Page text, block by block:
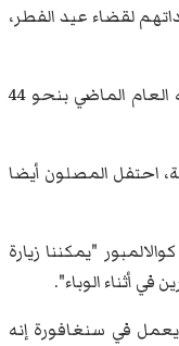
لقضاء عيد الفطر،
وقالت الحكومة إن هذا العدد يفوق مثيله العام الماضي بنحو 44
احتفل المصلون أيضا
المقيم في كوالالمبور "يمكننا زيارة
في أثناء الوباء".
(31 عاما) الذي يعمل في سنغافورة إنه